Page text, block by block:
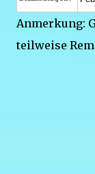
Anmerkung:
teilweise